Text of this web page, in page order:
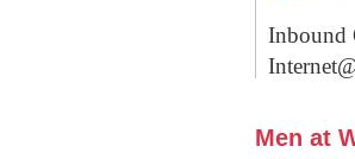
Inbound
Men at